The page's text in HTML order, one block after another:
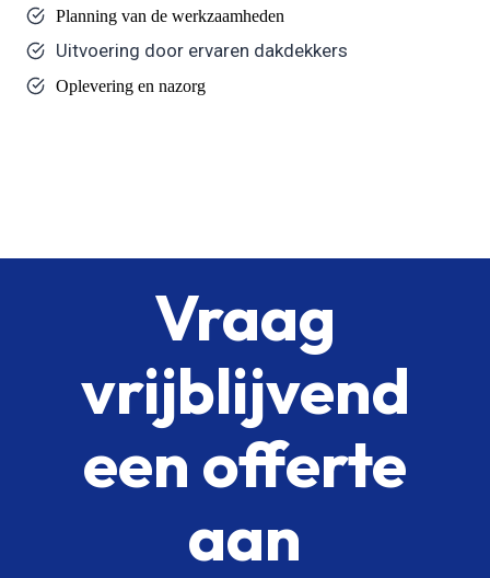
Planning van de werkzaamheden
Uitvoering door ervaren dakdekkers
Oplevering en nazorg
Vraag
vrijblijvend
een offerte
aan